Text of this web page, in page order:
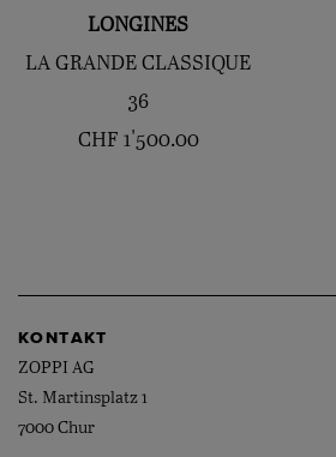
LONGINES
LA GRANDE CLASSIQUE
36
CHF 1'500.00
KONTAKT
ZOPPI AG
St. Martinsplatz 1
7000 Chur